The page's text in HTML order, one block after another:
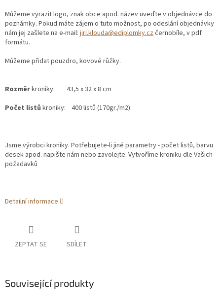
Můžeme vyrazit logo, znak obce apod. název uveďte v objednávce do
poznámky. Pokud máte zájem o tuto možnost, po odeslání objednávky
nám jej zašlete na e-mail: jiri.klouda@ediplomky.czčernobíle, v pdf
formátu.
Můžeme přidat pouzdro, kovové růžky.
Rozměrkroniky: 43,5 x 32 x 8 cm
Počet listů kroniky: 400 listů (170gr./m2)
Jsme výrobci kroniky. Potřebujete-li jiné parametry - počet listů, barvu
desek apod. napište nám nebo zavolejte. Vytvoříme kroniku dle Vašich
požadavků
Detailní informace
ZEPTAT SE SDÍLET
Související produkty